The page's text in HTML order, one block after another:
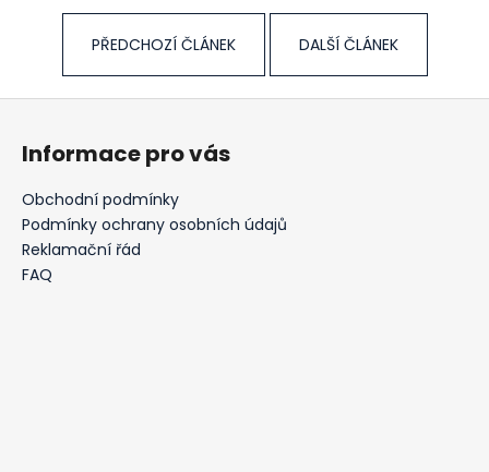
PŘEDCHOZÍ ČLÁNEK DALŠÍ ČLÁNEK
Z
Informace pro vás
Obchodní podmínky
Podmínky ochrany osobních údajů
Reklamační řád
FAQ